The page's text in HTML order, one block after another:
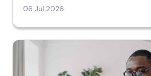
06 Jul 2026